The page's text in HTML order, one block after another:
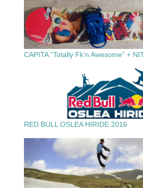
CAPITA “Totally Fk’n Awesome” +
RED BULL OSLEA HIRIDE 2016